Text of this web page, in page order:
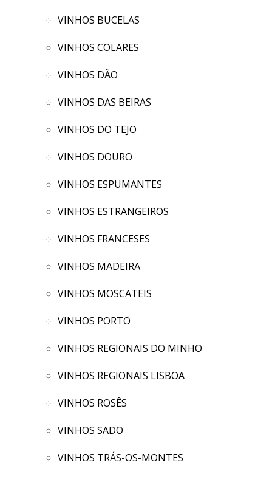
VINHOS BUCELAS
VINHOS COLARES
VINHOS DÃO
VINHOS DAS BEIRAS
VINHOS DO TEJO
VINHOS DOURO
VINHOS ESPUMANTES
VINHOS ESTRANGEIROS
VINHOS FRANCESES
VINHOS MADEIRA
VINHOS MOSCATEIS
VINHOS PORTO
VINHOS REGIONAIS DO MINHO
VINHOS REGIONAIS LISBOA
VINHOS ROSÊS
VINHOS SADO
VINHOS TRÁS-OS-MONTES